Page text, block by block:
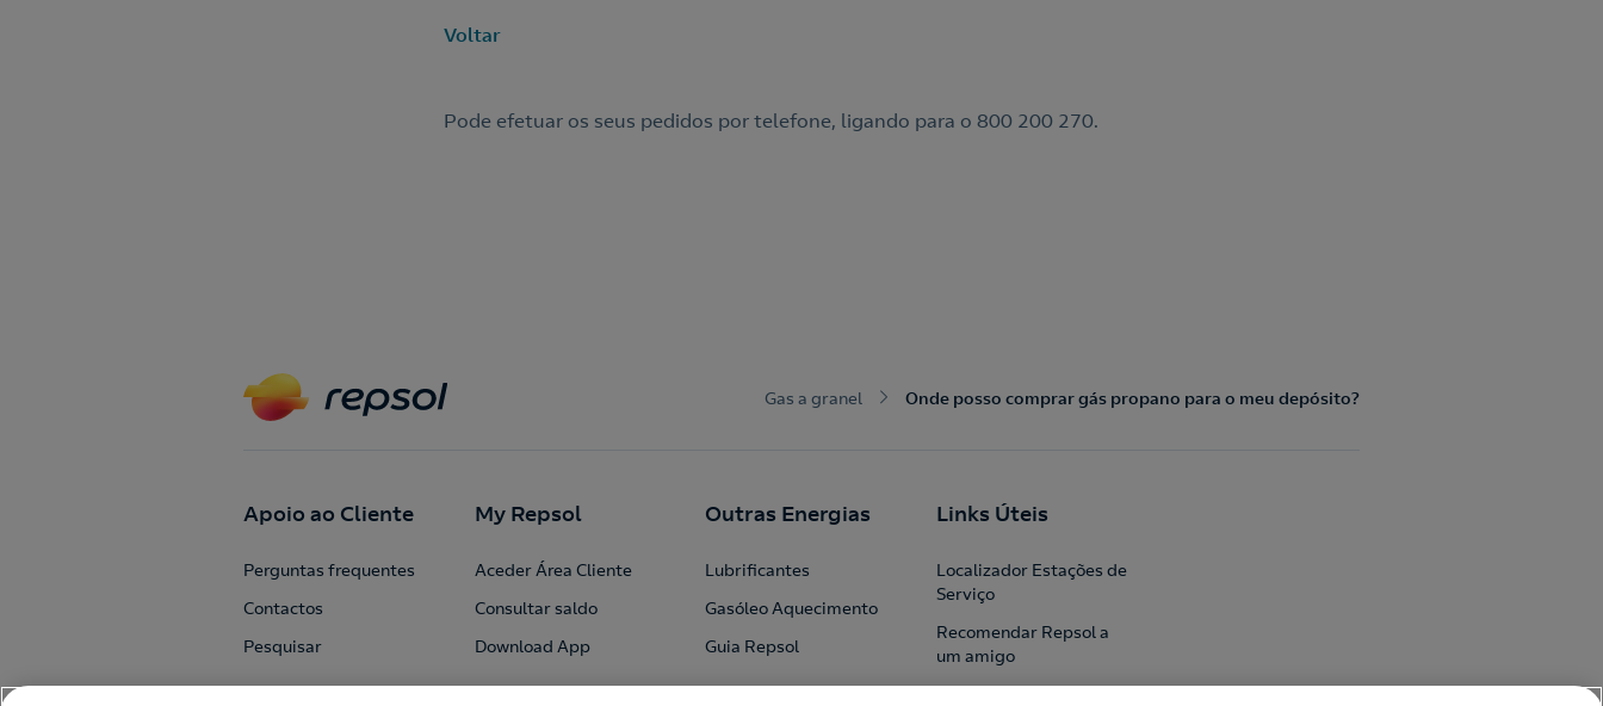
Voltar
Pode efetuar os seus pedidos por telefone, ligando para o 800 200 270.
Gas a granel Onde posso comprar gás propano para o meu depósito?
Apoio ao Cliente
Perguntas frequentes
Contactos
Pesquisar
My Repsol
Aceder Área Cliente
Consultar saldo
Download App
Outras Energias
Lubrificantes
Gasóleo Aquecimento
Guia Repsol
Links Úteis
Localizador Estações de
Serviço
Recomendar Repsol a
um amigo